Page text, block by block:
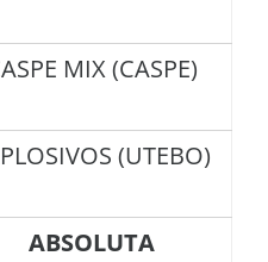
MIX (CASPE)
(UTEBO)
ABSOLUTA